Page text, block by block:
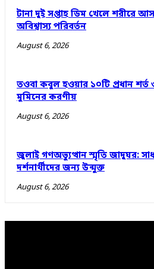
টানা দুই সপ্তাহ ডিম খেলে শরীরে
অবিশ্বাস্য পরিবর্তন
August 6, 2026
তওবা কবুল হওয়ার ১০টি প্রধান শর্ত
মুমিনের করণীয়
August 6, 2026
জুলাই গণঅভ্যুত্থান স্মৃতি জাদুঘর:
দর্শনার্থীদের জন্য উন্মুক্ত
August 6, 2026